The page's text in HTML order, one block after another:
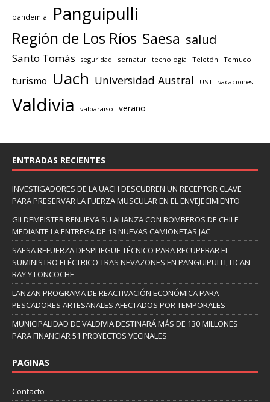
pandemia Panguipulli
Región de Los Ríos Saesa salud
Santo Tomás seguridad sernatur tecnología Teletón Temuco
turismo Uach Universidad Austral UST vacaciones
Valdivia valparaiso verano
ENTRADAS RECIENTES
INVESTIGADORES DE LA UACH DESCUBREN UN RECEPTOR CLAVE
PARA PRESERVAR LA FUERZA MUSCULAR EN EL ENVEJECIMIENTO
GILDEMEISTER RENUEVA SU ALIANZA CON BOMBEROS DE CHILE
MEDIANTE LA ENTREGA DE 19 NUEVAS CAMIONETAS JAC
SAESA REFUERZA DESPLIEGUE TÉCNICO PARA RECUPERAR EL
SUMINISTRO ELÉCTRICO TRAS NEVAZONES EN PANGUIPULLI, LICAN
RAY Y LONCOCHE
LANZAN PROGRAMA DE REACTIVACIÓN ECONÓMICA PARA
PESCADORES ARTESANALES AFECTADOS POR TEMPORALES
MUNICIPALIDAD DE VALDIVIA DESTINARÁ MÁS DE 130 MILLONES
PARA FINANCIAR 51 PROYECTOS VECINALES
PAGINAS
Contacto